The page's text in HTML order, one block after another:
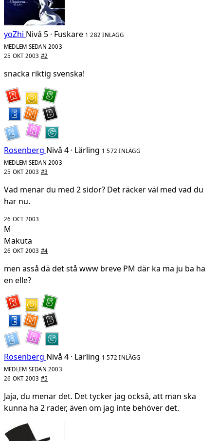
yoZhi Nivå 5 · Fuskare 1 282 INLÄGG
MEDLEM SEDAN 2003
25 OKT 2003 #2
snacka riktig svenska!
Rosenberg Nivå 4 · Lärling 1 572 INLÄGG
MEDLEM SEDAN 2003
25 OKT 2003 #3
Vad menar du med 2 sidor? Det räcker väl med vad du
har nu.
26 OCT 2003
M
Makuta
26 OKT 2003 #4
men asså dä det stå www breve PM där ka ma ju ba ha
en elle?
Rosenberg Nivå 4 · Lärling 1 572 INLÄGG
MEDLEM SEDAN 2003
26 OKT 2003 #5
Jaja, du menar det. Det tycker jag också, att man ska
kunna ha 2 rader, även om jag inte behöver det.